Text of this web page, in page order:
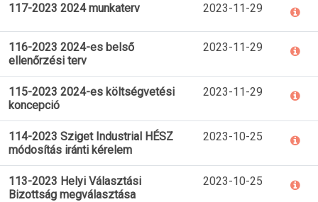
117-2023 2024 munkaterv 2023-11-29
116-2023 2024-es belső
ellenőrzési terv
2023-11-29
115-2023 2024-es költségvetési
koncepció
2023-11-29
114-2023 Sziget Industrial HÉSZ
módosítás iránti kérelem
2023-10-25
113-2023 Helyi Választási
Bizottság megválasztása
2023-10-25